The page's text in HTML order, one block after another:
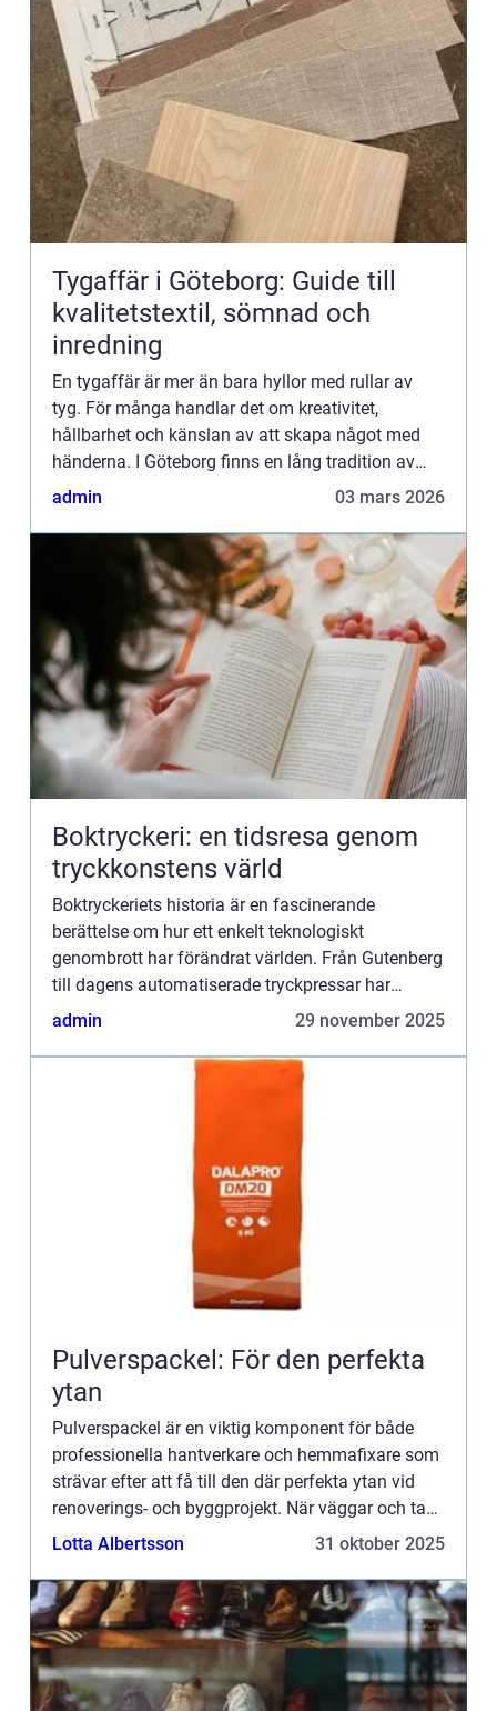
Tygaffär i Göteborg: Guide till
kvalitetstextil, sömnad och
inredning
En tygaffär är mer än bara hyllor med rullar av
tyg. För många handlar det om kreativitet,
hållbarhet och känslan av att skapa något med
händerna. I Göteborg finns en lång tradition av
textil...
admin 03 mars 2026
Boktryckeri: en tidsresa genom
tryckkonstens värld
Boktryckeriets historia är en fascinerande
berättelse om hur ett enkelt teknologiskt
genombrott har förändrat världen. Från Gutenberg
till dagens automatiserade tryckpressar har
boktryckeri varit centrum för mä...
admin 29 november 2025
Pulverspackel: För den perfekta
ytan
Pulverspackel är en viktig komponent för både
professionella hantverkare och hemmafixare som
strävar efter att få till den där perfekta ytan vid
renoverings- och byggprojekt. När väggar och tak
ska jämna...
Lotta Albertsson 31 oktober 2025